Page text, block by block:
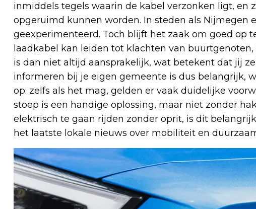
inmiddels tegels waarin de kabel verzonken ligt, en
opgeruimd kunnen worden. In steden als Nijmegen
geëxperimenteerd. Toch blijft het zaak om goed op
laadkabel kan leiden tot klachten van
is dan niet altijd aansprakelijk, wat betekent dat jij
informeren bij je eigen gemeente is dus belangrijk,
op: zelfs als het mag, gelden er vaak duidelijke
stoep is een handige oplossing, maar niet zonder
elektrisch te gaan rijden zonder oprit, is dit
het laatste lokale nieuws over mobiliteit en